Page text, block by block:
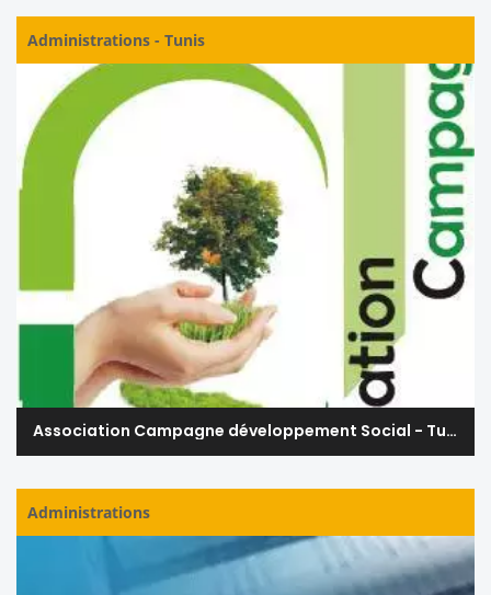
Administrations - Tunis
Association Campagne développement Social - Tunisie
Administrations